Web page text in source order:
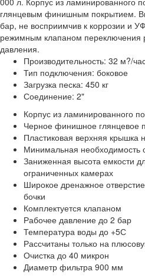
глянцевым финишным покрытием.
бар, не восприимчив к коррозии и
режимным клапаном
давления.
Производительность: 32 м?/
Тип подключения: боковое
Загрузка песка: 450 кг
Соединение: 2"
Корпус из ламинированного
Черное финишное глянцевое
Пластиковая верхняя крышка
Минимальная необходимость
Заниженная высота емкости
ограниченных камерах
Широкое дренажное
бочки
Комплектуется клапаном
Рабочее давление до 2 бар
Температура воды до +5С
Рассчитаны только на
Очистка до 40 микрон
Диаметр фильтра 900 мм